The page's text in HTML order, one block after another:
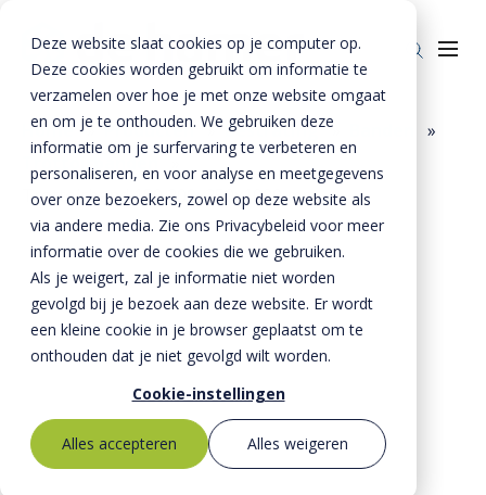
Deze website slaat cookies op je computer op.
Deze cookies worden gebruikt om informatie te
verzamelen over hoe je met onze website omgaat
en om je te onthouden. We gebruiken deze
informatie om je surfervaring te verbeteren en
personaliseren, en voor analyse en meetgegevens
over onze bezoekers, zowel op deze website als
via andere media. Zie ons Privacybeleid voor meer
informatie over de cookies die we gebruiken.
Als je weigert, zal je informatie niet worden
gevolgd bij je bezoek aan deze website. Er wordt
een kleine cookie in je browser geplaatst om te
onthouden dat je niet gevolgd wilt worden.
Cookie-instellingen
Alles accepteren
Alles weigeren
Bestekservice
Producten
Riolering
Bestrating
Oplossingen
BTE Groep
Onze verhalen
Over ons
MVO
Kernwaarden
Home »Producten » Bestrating »
»
Trottoirbanden
Trottoirband 180 200x250x1000 mm